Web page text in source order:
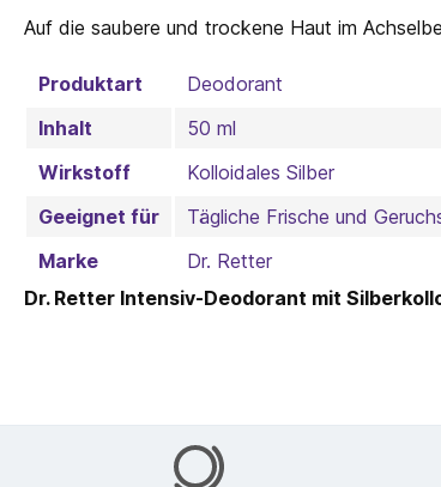
Auf die saubere und trockene Haut im
Produktart
Deodorant
Inhalt
50 ml
Wirkstoff
Kolloidales Silber
Geeignet für
Tägliche Frische und
Marke
Dr. Retter
Dr. Retter Intensiv-Deodorant mit